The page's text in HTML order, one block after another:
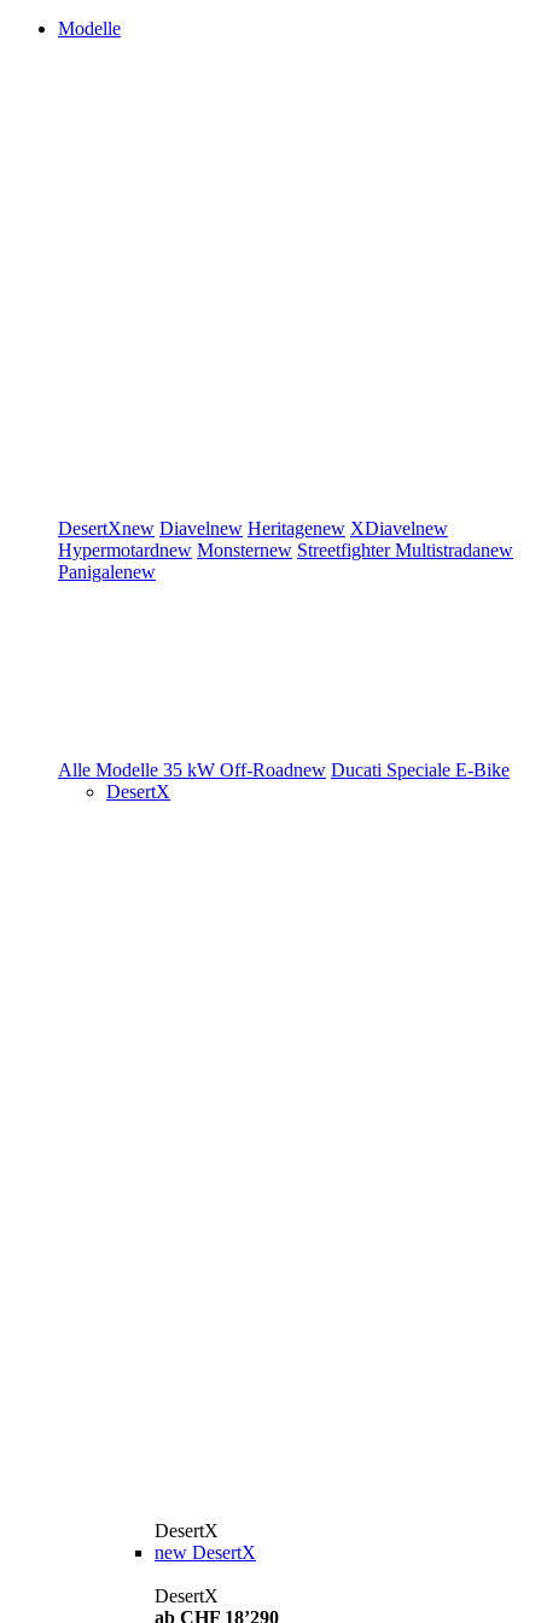
Modelle
DesertXnew Diavelnew Heritagenew XDiavelnew
Hypermotardnew Monsternew StreetfighterMultistradanew
Panigalenew
Alle Modelle 35 kW Off-Roadnew Ducati Speciale E-Bike
DesertX
DesertX
new DesertX
DesertX
ab CHF 18’290